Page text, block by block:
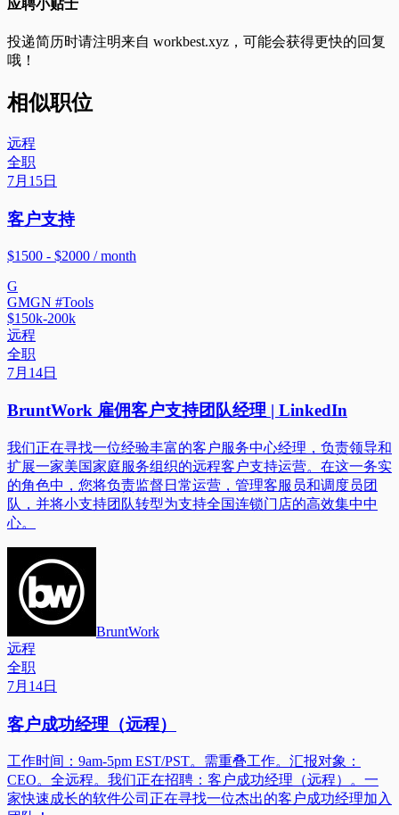
应聘小贴士
投递简历时请注明来自 workbest.xyz ，可能会获得更快的回复
哦！
相似职位
远程
全职
7月15日
客户支持
$1500 - $2000 / month
G
GMGN #Tools
$150k-200k
远程
全职
7月14日
BruntWork 雇佣客户支持团队经理 | LinkedIn
我们正在寻找一位经验丰富的客户服务中心经理，负责领导和
扩展一家美国家庭服务组织的远程客户支持运营。在这一务实
的角色中，您将负责监督日常运营，管理客服员和调度员团
队，并将小支持团队转型为支持全国连锁门店的高效集中中
心。
BruntWork
远程
全职
7月14日
客户成功经理（远程）
工作时间：9am-5pm EST/PST。需重叠工作。汇报对象：
CEO。全远程。我们正在招聘：客户成功经理（远程）。一
家快速成长的软件公司正在寻找一位杰出的客户成功经理加入